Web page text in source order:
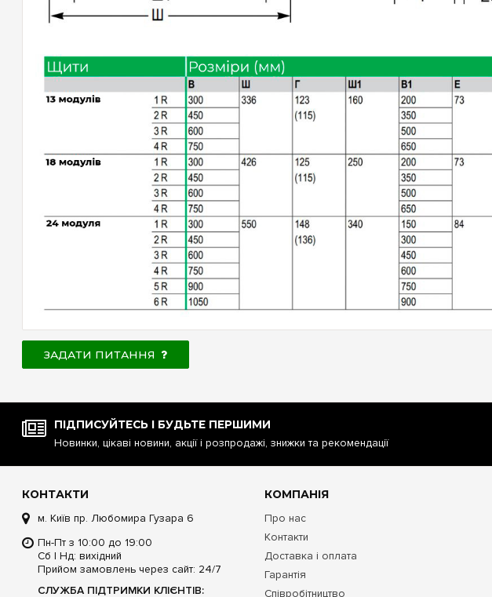
ЗАДАТИ ПИТАННЯ
ПІДПИСУЙТЕСЬ І БУДЬТЕ ПЕРШИМИ
Новинки, цікаві новини, акції і розпродажі, знижки та рекомендації
КОНТАКТИ
м. Київ пр. Любомира Гузара 6
Пн-Пт з 10:00 до 19:00
Сб | Нд: вихідний
Прийом замовлень через сайт: 24/7
СЛУЖБА ПІДТРИМКИ КЛІЄНТІВ:
КОМПАНІЯ
Про нас
Контакти
Доставка і оплата
Гарантія
Співробітництво